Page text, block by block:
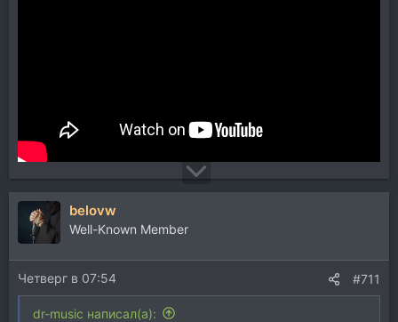
belovw
Well-Known Member
Четверг в 07:54 #711
dr-music написал(а):